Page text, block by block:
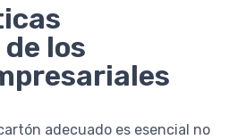
los
adecuado es esencial no